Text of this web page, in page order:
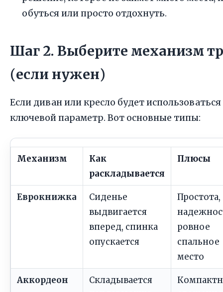
обуться или просто отдохнуть.
Шаг 2. Выберите механизм
(если нужен)
Если диван или кресло будет
ключевой параметр. Вот основные типы:
Механизм
Как
раскладывается
Плюсы
Еврокнижка
Сиденье
выдвигается
вперед, спинка
опускается
Простота,
ровное
спальное
место
Аккордеон
Складывается